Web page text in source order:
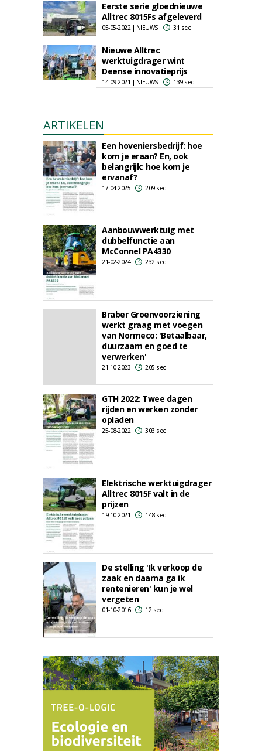
Eerste serie gloednieuwe
Alltrec 8015Fs afgeleverd
05-05-2022 | NIEUWS 31 sec
Nieuwe Alltrec
werktuigdrager wint
Deense innovatieprijs
14-09-2021 | NIEUWS 139 sec
ARTIKELEN
Een hoveniersbedrijf: hoe
kom je eraan? En, ook
belangrijk: hoe kom je
ervanaf?
17-04-2025 209 sec
Aanbouwwerktuig met
dubbelfunctie aan
McConnel PA4330
21-02-2024 232 sec
Braber Groenvoorziening
werkt graag met voegen
van Normeco: 'Betaalbaar,
duurzaam en goed te
verwerken'
21-10-2023 205 sec
GTH 2022: Twee dagen
rijden en werken zonder
opladen
25-08-2022 303 sec
Elektrische werktuigdrager
Alltrec 8015F valt in de
prijzen
19-10-2021 148 sec
De stelling 'Ik verkoop de
zaak en daarna ga ik
rentenieren' kun je wel
vergeten
01-10-2016 12 sec